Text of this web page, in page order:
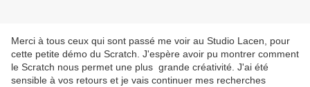
Merci à tous ceux qui sont passé me voir au Studio Lacen, pour
cette petite démo du Scratch. J'espère avoir pu montrer comment
le Scratch nous permet une plus grande créativité. J'ai été
sensible à vos retours et je vais continuer mes recherches